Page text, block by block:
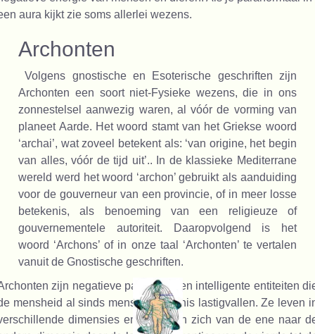
aura kijkt zie soms allerlei wezens.
Archonten
Volgens gnostische en Esoterische geschriften zijn
Archonten een soort niet-Fysieke wezens, die in ons
zonnestelsel aanwezig waren, al vóór de vorming van
planeet Aarde. Het woord stamt van het Griekse woord
‘archai’, wat zoveel betekent als: ‘van origine, het begin
van alles, vóór de tijd uit’.. In de klassieke Mediterrane
wereld werd het woord ‘archon’ gebruikt als aanduiding
voor de gouverneur van een provincie, of in meer losse
betekenis, als benoeming van een religieuze of
gouvernementele autoriteit. Daaropvolgend is het
woord ‘Archons’ of in onze taal ‘Archonten’ te vertalen
vanuit de Gnostische geschriften.
zijn negatieve parasitaire en intelligente entiteiten
mensheid al sinds mensenheugenis lastigvallen. Ze leven
dimensies en bewegen zich van de ene naar